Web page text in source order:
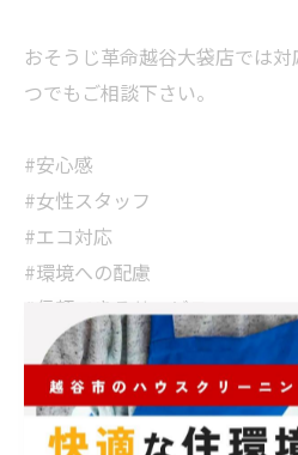
おそうじ革命越谷大袋店では
つでもご相談下さい。
#安心感
#女性スタッフ
#エコ対応
#環境への配慮
#信頼できるサービス